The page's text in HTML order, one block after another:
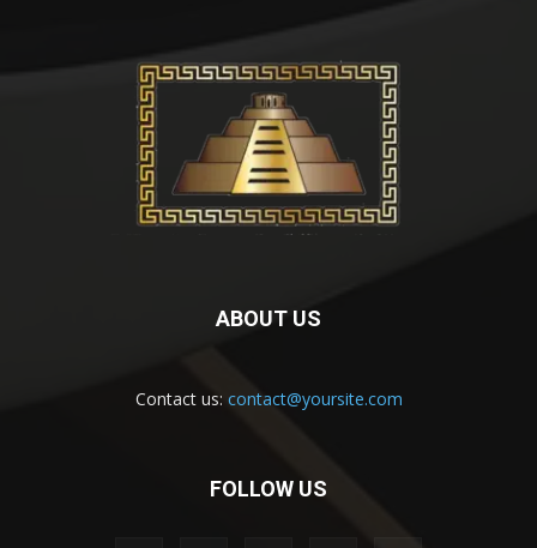
ABOUT US
Contact us: contact@yoursite.com
FOLLOW US